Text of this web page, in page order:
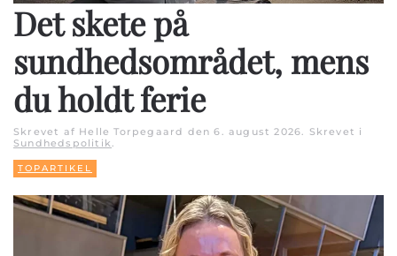
Det skete på
sundhedsområdet, mens
du holdt ferie
Skrevet af Helle Torpegaard den6. august 2026. Skrevet i
Sundhedspolitik.
TOPARTIKEL